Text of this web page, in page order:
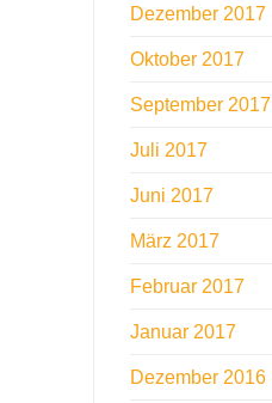
Dezember 2017
Oktober 2017
September 2017
Juli 2017
Juni 2017
März 2017
Februar 2017
Januar 2017
Dezember 2016